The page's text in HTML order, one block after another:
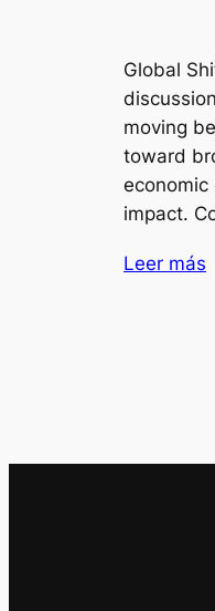
Global
moving
toward
economic
impact.
Leer más